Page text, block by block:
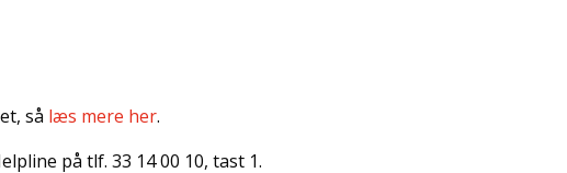
så læs mere her.
på tlf. 33 14 00 10, tast 1.